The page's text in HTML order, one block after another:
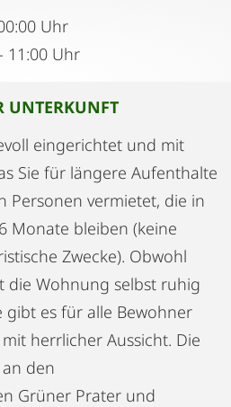
Uhr
11:00 Uhr
UNTERKUNFT
eingerichtet und mit
Sie für längere Aufenthalte
Personen vermietet, die in
Monate bleiben (keine
Zwecke). Obwohl
die Wohnung selbst ruhig
gibt es für alle Bewohner
herrlicher Aussicht. Die
den
Grüner Prater und